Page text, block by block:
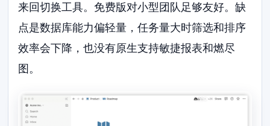
来回切换工具。免费版对小型团队足够友好。缺
点是数据库能力偏轻量，任务量大时筛选和排序
效率会下降，也没有原生支持敏捷报表和燃尽
图。